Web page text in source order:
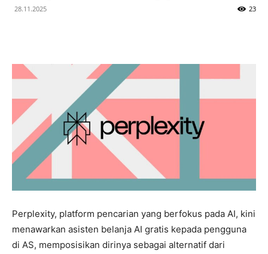
28.11.2025 23
Perplexity, platform pencarian yang berfokus pada AI, kini
menawarkan asisten belanja AI gratis kepada pengguna
di AS, memposisikan dirinya sebagai alternatif dari